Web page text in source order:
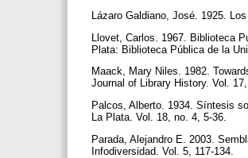
Lázaro Galdiano, José. 1925.
Llovet, Carlos. 1967. Biblioteca
Plata: Biblioteca Pública de la
Maack, Mary Niles. 1982.
Journal of Library History. Vol.
Palcos, Alberto. 1934. Síntesis
La Plata. Vol. 18, no. 4, 5-36.
Parada, Alejandro E. 2003.
Infodiversidad. Vol. 5, 117-134.